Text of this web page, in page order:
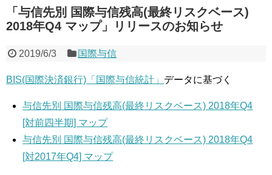
「与信先別 国際与信残高(最終リスクベース)
2018年Q4 マップ」リリースのお知らせ
2019/6/3 国際与信
BIS(国際決済銀行)「国際与信統計」 データに基づく
与信先別 国際与信残高(最終リスクベース) 2018年Q4
[対前四半期] マップ
与信先別 国際与信残高(最終リスクベース) 2018年Q4
[対2017年Q4] マップ